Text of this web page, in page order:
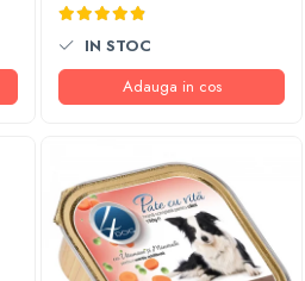
IN STOC
Adauga in cos